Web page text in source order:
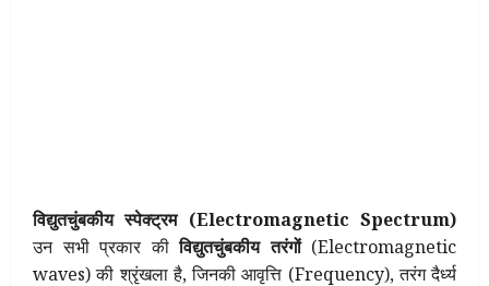
विद्युतचुंबकीय स्पेक्ट्रम (Electromagnetic Spectrum)
उन सभी प्रकार कीविद्युतचुंबकीय तरंगों(Electromagnetic
waves) की श्रृंखला है, जिनकी आवृत्ति (Frequency), तरंग दैर्ध्य